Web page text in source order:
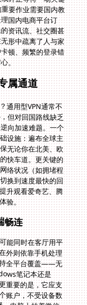
。
属通道
通用型VPN通常不
但对回国路线缺乏
向加速难题。一个
设施：遍布全球主
无论你在北美、欧
快车道。更关键的
络状况（如拥堵程
换到速度最快的回
升观看爱奇艺、腾
验。
畅连
能同时在客厅用平
外则依靠手机处理
持全平台覆盖——无
笔记本还是
重要的是，它应支
账户，不受设备数
，电脑上挂着微信
不影响，彻底摆脱
境，实现真正的数